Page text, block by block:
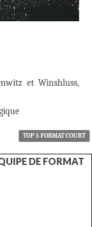
et Winshluss,
TOP 5 FORMAT COURT
DE FORMAT